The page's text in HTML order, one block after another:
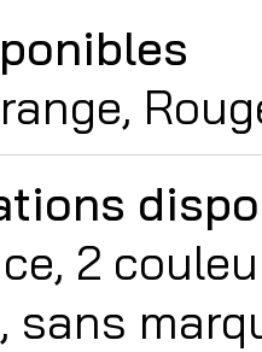
2
sans